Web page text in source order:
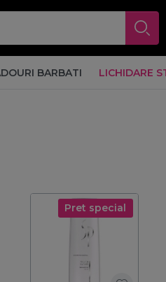
BARBATI LICHIDARE
Pret special